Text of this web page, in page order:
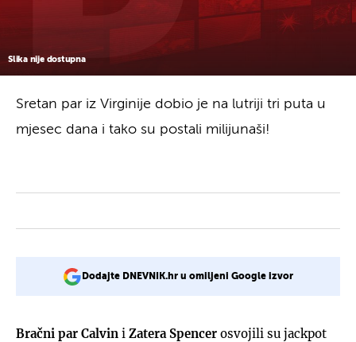
Slika nije dostupna
Sretan par iz Virginije dobio je na lutriji tri puta u
mjesec dana i tako su postali milijunaši!
Dodajte DNEVNIK.hr u omiljeni Google izvor
Bračni par Calvin i Zatera Spencer osvojili su jackpot